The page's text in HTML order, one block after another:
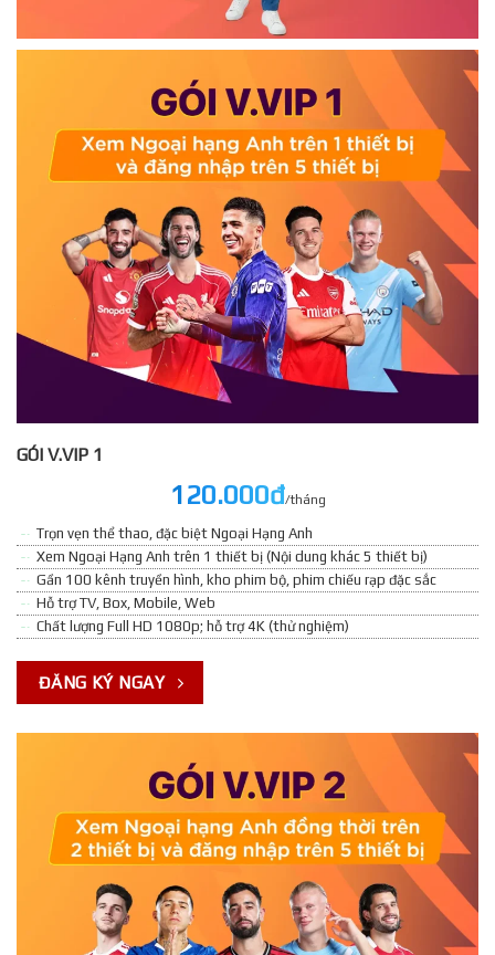
GÓI V.VIP 1
120.000đ/tháng
Trọn vẹn thể thao, đặc biệt Ngoại Hạng Anh
Xem Ngoại Hạng Anh trên 1 thiết bị (Nội dung khác 5 thiết bị)
Gần 100 kênh truyền hình, kho phim bộ, phim chiếu rạp đặc sắc
Hỗ trợ TV, Box, Mobile, Web
Chất lượng Full HD 1080p; hỗ trợ 4K (thử nghiệm)
ĐĂNG KÝ NGAY